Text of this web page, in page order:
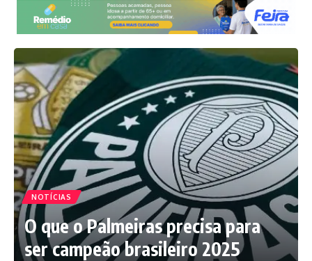
NOTÍCIAS
O que o Palmeiras precisa para
ser campeão brasileiro 2025